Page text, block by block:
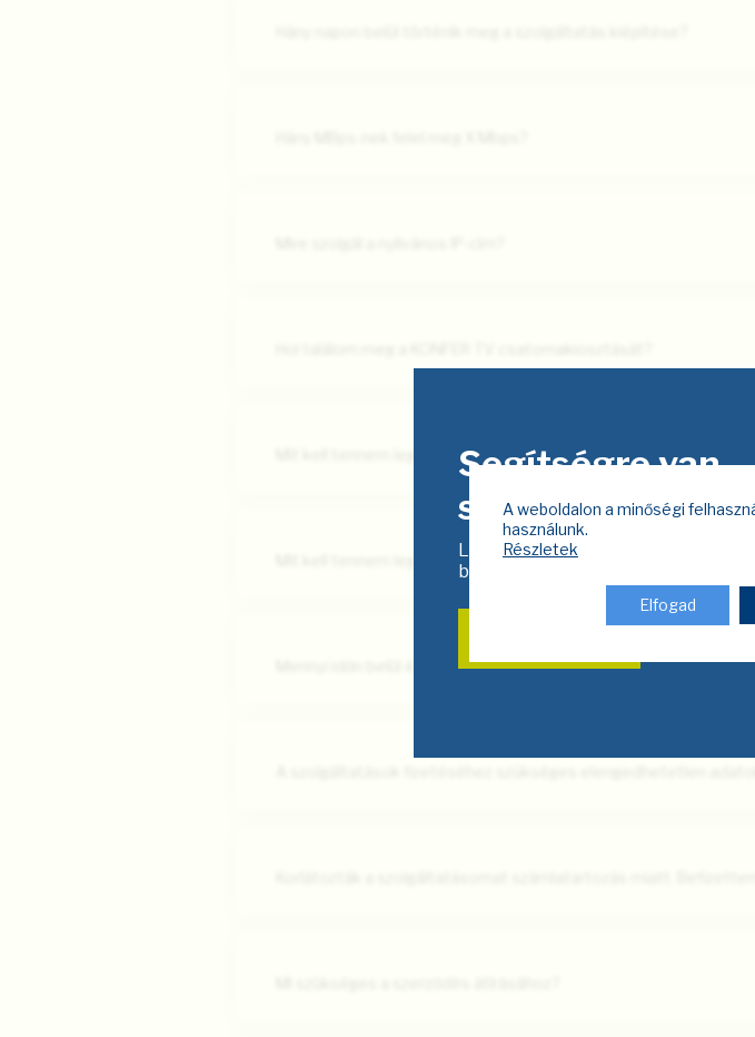
Mit kell tennem legelőször, ha nem működik az internet?
Mit kell tennem legelőször, ha nem működik a televízió?
Mennyi időn belül érkezik meg a technikus szervizelés esetén?
A weboldalon a minőségi
használunk.
Részletek
Elfogad
Segítségre van
szüksége?
Lépjen kapcsolatba velünk, és mi
bemutatjuk Önnek az ajánlatunkat.